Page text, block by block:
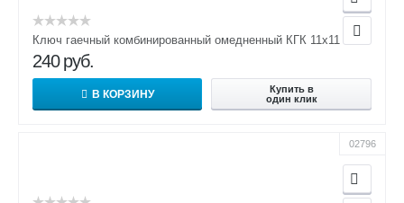
Ключ гаечный комбинированный омедненный КГК 11х11
240 руб.
В КОРЗИНУ
Купить в
один клик
02796